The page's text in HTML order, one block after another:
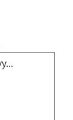
Text vašej